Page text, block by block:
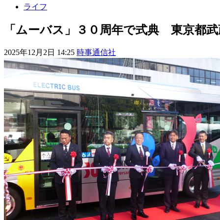
ライフ
「ムーバス」３０周年で式典 東京都
2025年12月2日 14:25 時事通信社